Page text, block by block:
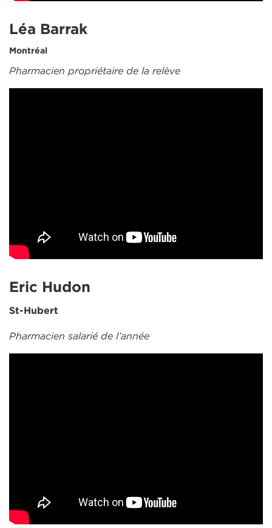
Léa Barrak
Montréal
Pharmacien propriétaire de la relève
Eric Hudon
St-Hubert
Pharmacien salarié de l’année